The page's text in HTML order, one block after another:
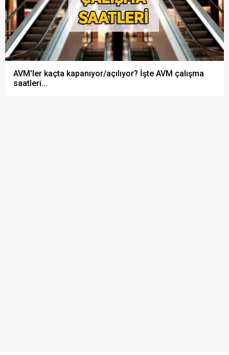
AVM'ler kaçta kapanıyor/açılıyor? İşte AVM çalışma
saatleri...